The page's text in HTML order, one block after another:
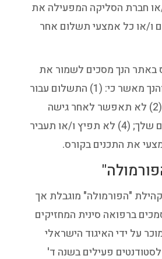
חברת הסליקה המפעילה את
ו/או כל אמצעי תשלום אחר
באתר הנך מסכים לשמור את
התכנים בסודיות, והנך מאשר כי: (1) התשלום עבור
הקורס הוא אישי; (2) לא תאפשר לאחר גישה
לתכנים הדיגיטליים שלך; (4) לא תפיץ ו/או תעביר
את התכנים בקורס.
"הפורמולה" מוגבלת אך
ברפואה סינית המחזיקים
על ידי האיגוד הישראלי
פעילים בשנה ד'